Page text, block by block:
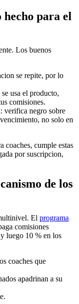
para el
Los buenos
se repite, por lo
usa el producto,
comisiones.
: verifica negro sobre
no solo en
cumple estas
por suscripcion,
de los
El programa
comisiones
luego 10 % en los
coaches que
apadrinan a su